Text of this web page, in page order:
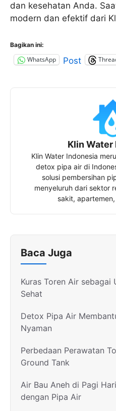
dan kesehatan Anda.
modern dan efektif dari
Bagikan ini:
WhatsApp Post
Klin Water
Klin Water Indonesia
detox pipa air di
solusi pembersihan
menyeluruh dari sektor
sakit,
Baca Juga
Kuras Toren Air sebagai
Sehat
Detox Pipa Air
Nyaman
Perbedaan Perawatan
Ground Tank
Air Bau Aneh di Pagi
dengan Pipa Air